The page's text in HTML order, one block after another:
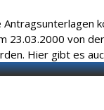
Antragsunterlagen
23.03.2000 von
Hier gibt es